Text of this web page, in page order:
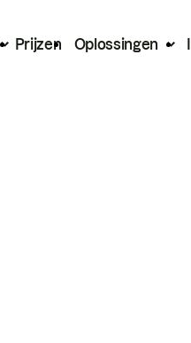
Prijzen Oplossingen